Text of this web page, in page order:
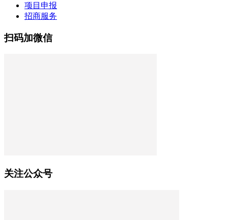
项目申报
招商服务
扫码加微信
关注公众号